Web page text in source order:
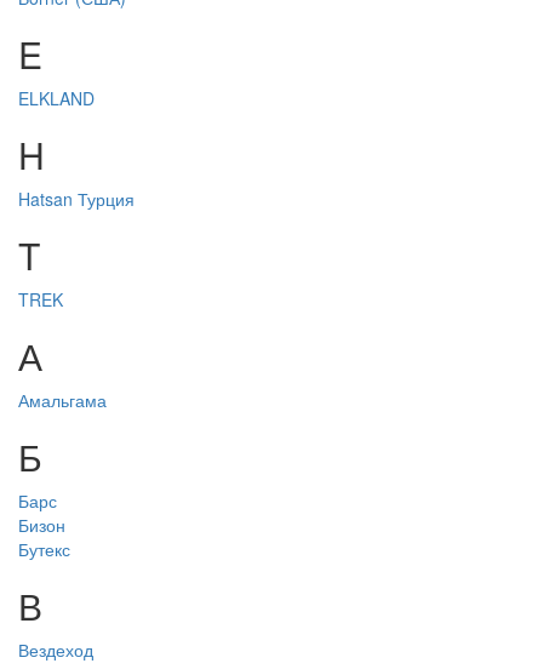
E
ELKLAND
H
Hatsan Турция
T
TREK
А
Амальгама
Б
Барс
Бизон
Бутекс
В
Вездеход